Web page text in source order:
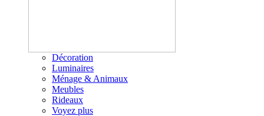
Décoration
Luminaires
Ménage & Animaux
Meubles
Rideaux
Voyez plus